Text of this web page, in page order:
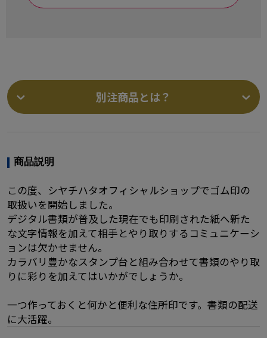
別注商品とは？
商品説明
この度、シヤチハタオフィシャルショップでゴム印の
取扱いを開始しました。
デジタル書類が普及した現在でも印刷された紙へ新た
な文字情報を加えて相手とやり取りするコミュニケーシ
ョンは欠かせません。
カラバリ豊かなスタンプ台と組み合わせて書類のやり取
りに彩りを加えてはいかがでしょうか。
一つ作っておくと何かと便利な住所印です。書類の配送
に大活躍。